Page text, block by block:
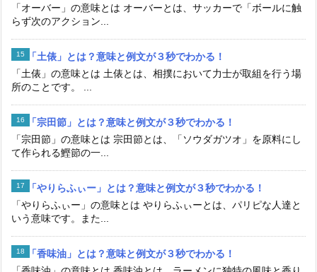
「オーバー」の意味とは オーバーとは、サッカーで「ボールに触
らず次のアクション...
「土俵」とは？意味と例文が３秒でわかる！
「土俵」の意味とは 土俵とは、相撲において力士が取組を行う場
所のことです。 ...
「宗田節」とは？意味と例文が３秒でわかる！
「宗田節」の意味とは 宗田節とは、「ソウダガツオ」を原料にし
て作られる鰹節の一...
「やりらふぃー」とは？意味と例文が３秒でわかる！
「やりらふぃー」の意味とは やりらふぃーとは、パリピな人達と
いう意味です。また...
「香味油」とは？意味と例文が３秒でわかる！